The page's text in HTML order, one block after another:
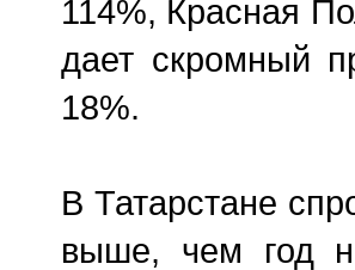
114%, Красная
дает скромный
18%.
В Татарстане
выше, чем год